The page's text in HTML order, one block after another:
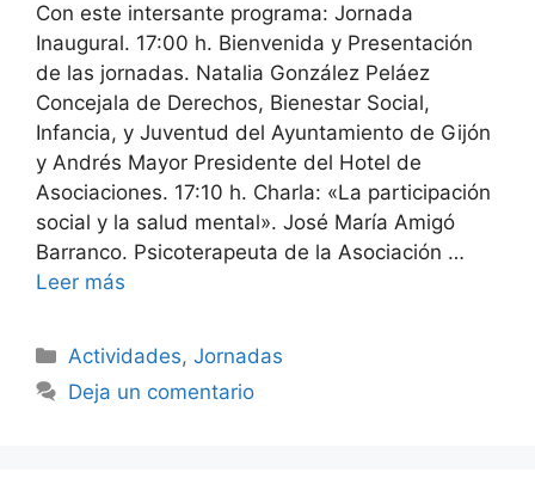
Con este intersante programa: Jornada
Inaugural. 17:00 h. Bienvenida y Presentación
de las jornadas. Natalia González Peláez
Concejala de Derechos, Bienestar Social,
Infancia, y Juventud del Ayuntamiento de Gijón
y Andrés Mayor Presidente del Hotel de
Asociaciones. 17:10 h. Charla: «La participación
social y la salud mental». José María Amigó
Barranco. Psicoterapeuta de la Asociación …
Leer más
Categorías
Actividades,Jornadas
Deja un comentario